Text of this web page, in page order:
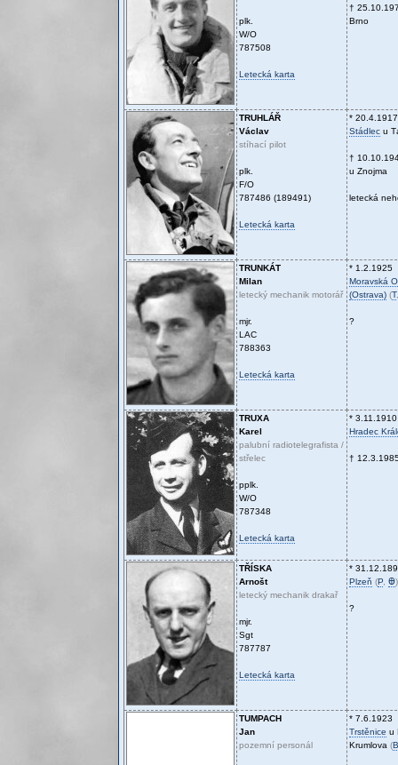
plk.
W/O
787508
Letecká karta
†
Brno
TRUHLÁŘ
Václav
stíhací pilot
plk.
F/O
787486 (189491)
Letecká karta
* 20.4.1917
Stádlec u
†
u Znojma
letecká
TRUNKÁT
Milan
letecký mechanik motorář
mjr.
LAC
788363
Letecká karta
* 1.2.1925
Moravská
(Ostrava) (T
?
TRUXA
Karel
palubní radiotelegrafista /
střelec
pplk.
W/O
787348
Letecká karta
* 3.11.1910
Hradec
†
TŘÍSKA
Arnošt
letecký mechanik drakař
mjr.
Sgt
787787
Letecká karta
*
Plzeň (P Ꚛ)
?
TUMPACH
Jan
pozemní personál
* 7.6.1923
Trstěnice u
Krumlova (B